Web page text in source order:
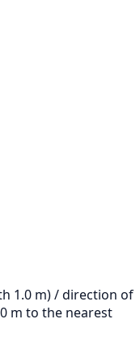
1.0 m) / direction of
m to the nearest